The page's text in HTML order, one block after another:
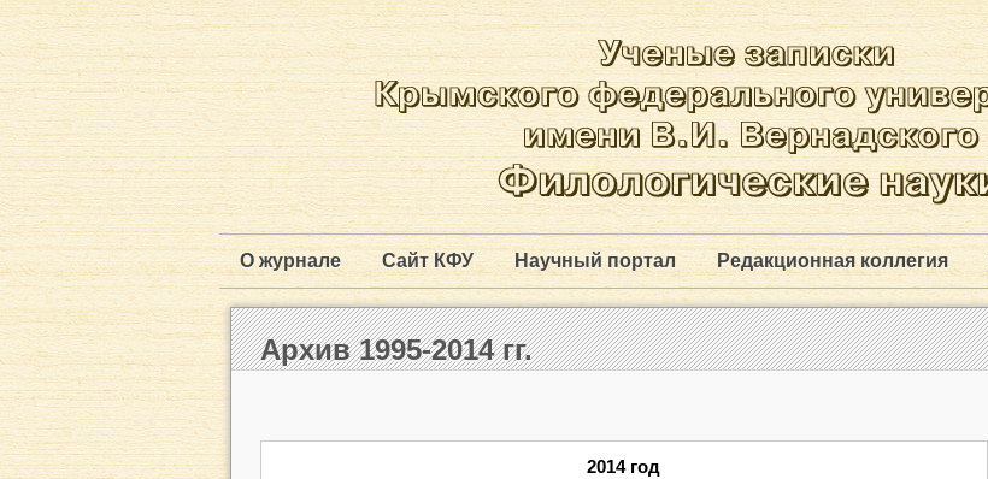
О журнале Сайт КФУ Научный портал Редакционная коллегия
Архив 1995-2014 гг.
2014 год